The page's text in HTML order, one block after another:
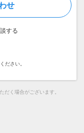
せ
する
ださい。
だく場合がございます。